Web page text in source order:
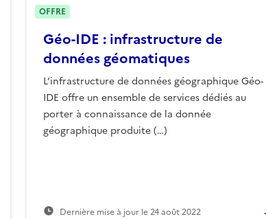
Géo-IDE : infrastructure de
données géomatiques
L’infrastructure de données géographique Géo-
IDE offre un ensemble de services dédiés au
porter à connaissance de la donnée
géographique produite (…)
Dernière mise à jour le24 août 2022
OFFRE